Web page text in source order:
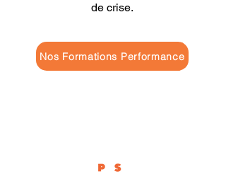
de crise.
Nos Formations Performance